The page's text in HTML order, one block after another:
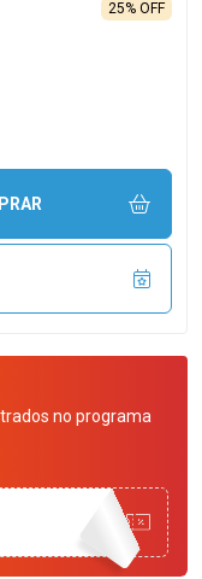
25% OFF
UNIDADE
no programa